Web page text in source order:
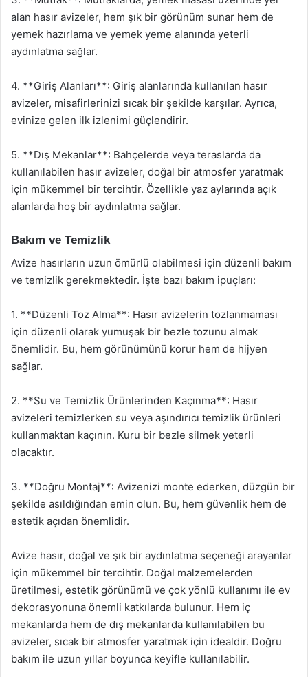
alan hasır avizeler, hem şık bir görünüm sunar hem de
yemek hazırlama ve yemek yeme alanında yeterli
aydınlatma sağlar.
4. **Giriş Alanları**: Giriş alanlarında kullanılan hasır
avizeler, misafirlerinizi sıcak bir şekilde karşılar. Ayrıca,
evinize gelen ilk izlenimi güçlendirir.
5. **Dış Mekanlar**: Bahçelerde veya teraslarda da
kullanılabilen hasır avizeler, doğal bir atmosfer yaratmak
için mükemmel bir tercihtir. Özellikle yaz aylarında açık
alanlarda hoş bir aydınlatma sağlar.
Bakım ve Temizlik
Avize hasırların uzun ömürlü olabilmesi için düzenli bakım
ve temizlik gerekmektedir. İşte bazı bakım ipuçları:
1. **Düzenli Toz Alma**: Hasır avizelerin tozlanmaması
için düzenli olarak yumuşak bir bezle tozunu almak
önemlidir. Bu, hem görünümünü korur hem de hijyen
sağlar.
2. **Su ve Temizlik Ürünlerinden Kaçınma**: Hasır
avizeleri temizlerken su veya aşındırıcı temizlik ürünleri
kullanmaktan kaçının. Kuru bir bezle silmek yeterli
olacaktır.
3. **Doğru Montaj**: Avizenizi monte ederken, düzgün bir
şekilde asıldığından emin olun. Bu, hem güvenlik hem de
estetik açıdan önemlidir.
Avize hasır, doğal ve şık bir aydınlatma seçeneği arayanlar
için mükemmel bir tercihtir. Doğal malzemelerden
üretilmesi, estetik görünümü ve çok yönlü kullanımı ile ev
dekorasyonuna önemli katkılarda bulunur. Hem iç
mekanlarda hem de dış mekanlarda kullanılabilen bu
avizeler, sıcak bir atmosfer yaratmak için idealdir. Doğru
bakım ile uzun yıllar boyunca keyifle kullanılabilir.